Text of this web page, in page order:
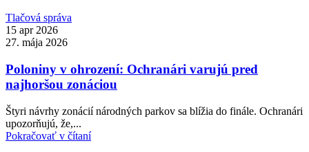
Tlačová správa
15 apr 2026
27. mája 2026
Poloniny v ohrození: Ochranári varujú pred
najhoršou zonáciou
Štyri návrhy zonácií národných parkov sa blížia do finále. Ochranári
upozorňujú, že,...
Pokračovať v čítaní